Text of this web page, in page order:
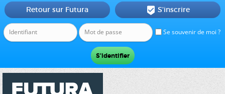
Se souvenir de moi ?
Retour sur Futura  S'inscrire